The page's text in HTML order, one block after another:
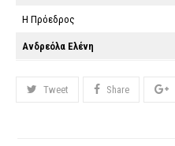
Η Πρόεδρος
Ανδρεόλα Ελένη
Tweet Share